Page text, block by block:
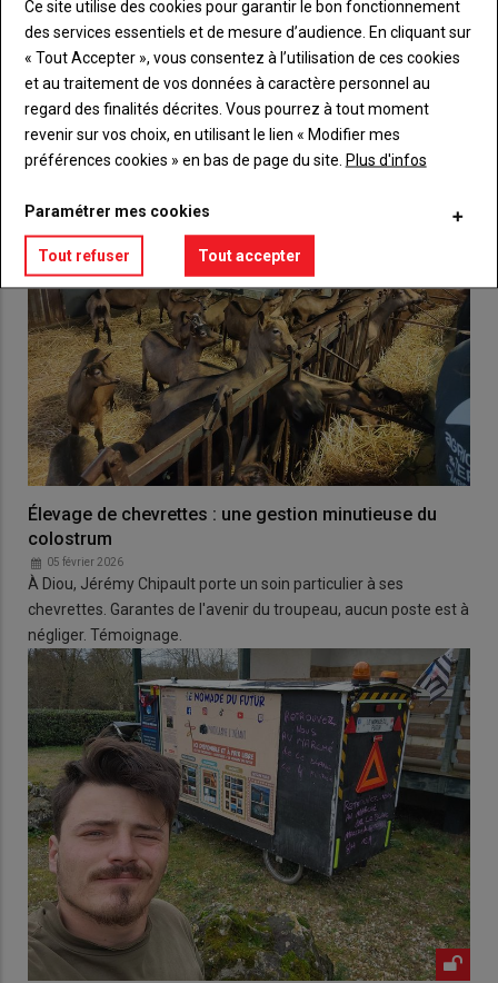
Lien Créez un compte
Élevage de chevrettes : une gestion minutieuse du
colostrum
05 février 2026
À Diou, Jérémy Chipault porte un soin particulier à ses
chevrettes. Garantes de l'avenir du troupeau, aucun poste est à
négliger. Témoignage.
Ce site utilise des cookies pour garantir le bon fonctionnement
des services essentiels et de mesure d’audience. En cliquant sur
« Tout Accepter », vous consentez à l’utilisation de ces cookies
et au traitement de vos données à caractère personnel au
regard des finalités décrites. Vous pourrez à tout moment
revenir sur vos choix, en utilisant le lien « Modifier mes
préférences cookies » en bas de page du site. Plus d'infos
Paramétrer mes cookies
Tout refuser Tout accepter